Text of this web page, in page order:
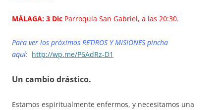
MÁLAGA: 3 Dic Parroquia San Gabriel, a las 20:30.
Para ver los próximos RETIROS Y MISIONES pincha
aquí: http://wp.me/P6AdRz-D1
Un cambio drástico.
Estamos espiritualmente enfermos, y necesitamos una